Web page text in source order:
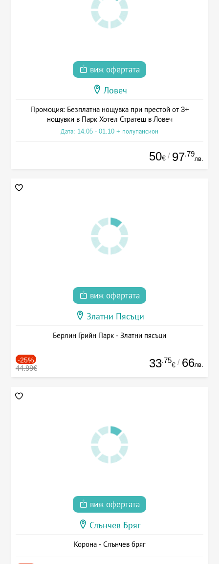
виж офертата
Ловеч
Промоция: Безплатна нощувка при престой от 3+
нощувки в Парк Хотел Стратеш в Ловеч
Дата: 14.05 - 01.10 + полупансион
50€ / 97.79
лв.
виж офертата
Златни Пясъци
Берлин Грийн Парк - Златни пясъци
-25%
44.99€ 33.75
€ / 66лв.
виж офертата
Слънчев Бряг
Корона - Слънчев бряг